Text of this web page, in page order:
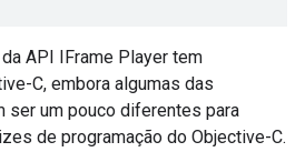
API IFrame Player tem
C, embora algumas das
ser um pouco diferentes para
de programação do Objective-C.